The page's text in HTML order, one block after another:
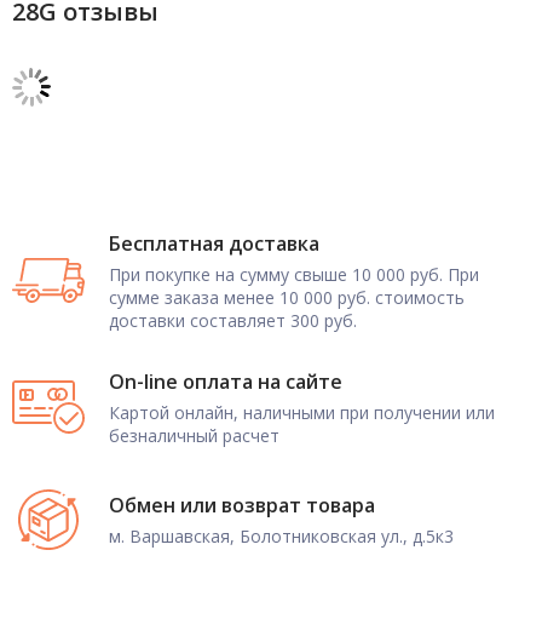
28G отзывы
Бесплатная доставка
При покупке на сумму свыше 10 000 руб. При
сумме заказа менее 10 000 руб. стоимость
доставки составляет 300 руб.
On-line оплата на сайте
Картой онлайн, наличными при получении или
безналичный расчет
Обмен или возврат товара
м. Варшавская, Болотниковская ул., д.5к3